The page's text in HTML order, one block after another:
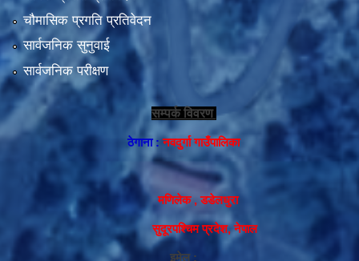
चौमासिक प्रगति प्रतिवेदन
सार्वजनिक सुनुवाई
सार्वजनिक परीक्षण
सम्पर्क विवरण
ठेगाना :नवदुर्गा गाउँपालिका
मणिलेक , डडेलधुरा
सुदूरपश्चिम प्रदेश, नेपाल
इमेल :